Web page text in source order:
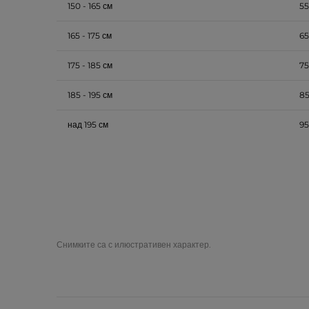
150 - 165 см
165 - 175 см
175 - 185 см
185 - 195 см
над 195 см
Снимките са с илюстративен характер.